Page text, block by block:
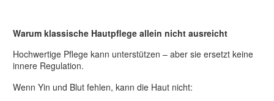
Warum klassische Hautpflege allein nicht ausreicht
Hochwertige Pflege kann unterstützen – aber sie ersetzt keine
innere Regulation.
Wenn Yin und Blut fehlen, kann die Haut nicht: